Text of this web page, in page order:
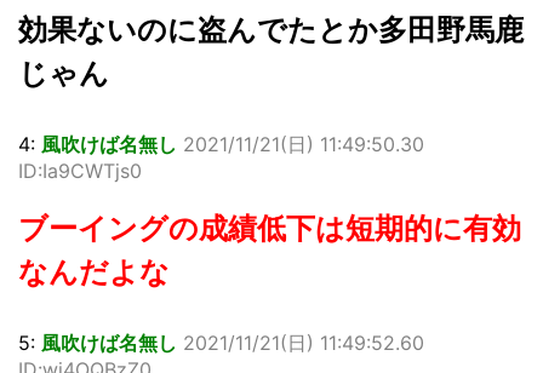
効果ないのに盗んでたとか多田野馬鹿
じゃん
4: 風吹けば名無し 2021/11/21(日) 11:49:50.30
ID:Ia9CWTjs0
ブーイングの成績低下は短期的に有効
なんだよな
5: 風吹けば名無し 2021/11/21(日) 11:49:52.60